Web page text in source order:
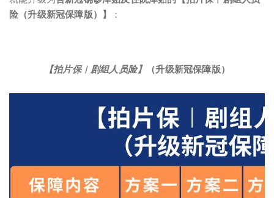
险（升级新冠保障版）】
：
【拍片保︱剧组人员险】 （升级新冠保障版）